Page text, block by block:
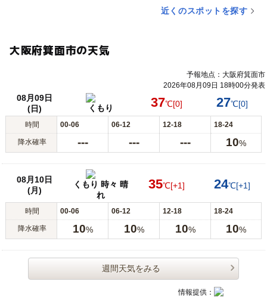
近くのスポットを探す
大阪府箕面市の天気
予報地点：大阪府箕面市
2026年08月09日 18時00分発表
08月09日
(日)
くもり 37℃[0] 27℃[0]
時間 00-06 06-12 12-18 18-24
降水確率 --- --- --- 10%
08月10日
(月)
くもり 時々 晴
れ
35℃[+1] 24℃[+1]
時間 00-06 06-12 12-18 18-24
降水確率 10% 10% 10% 10%
週間天気をみる
情報提供：